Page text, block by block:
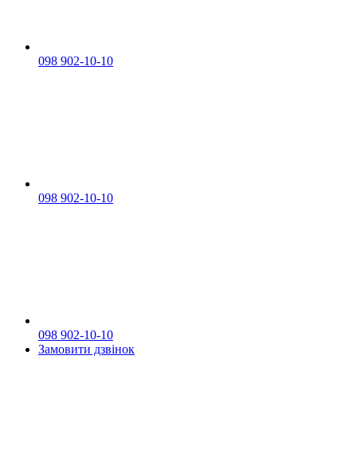
098 902-10-10
098 902-10-10
098 902-10-10
Замовити дзвінок